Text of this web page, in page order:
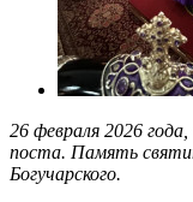
26 февраля 2026
поста. Память
Богучарского.